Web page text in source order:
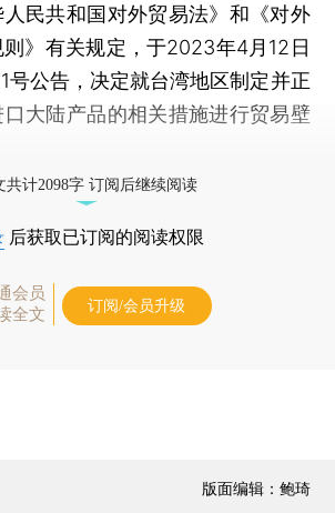
民共和国对外贸易法》和《对外
》有关规定，于2023年4月12日
号公告，决定就台湾地区制定并正
大陆产品的相关措施进行贸易壁
共计2098字 订阅后继续阅读
后获取已订阅的阅读权限
会员
全文
订阅/会员升级
版面编辑：鲍琦